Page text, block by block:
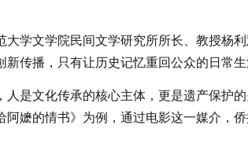
大学文学院民间文学研究所所长、教授杨
新传播，只有让历史记忆重回公众的日常生
人是文化传承的核心主体，更是遗产保护
阿嬷的情书》为例，通过电影这一媒介，